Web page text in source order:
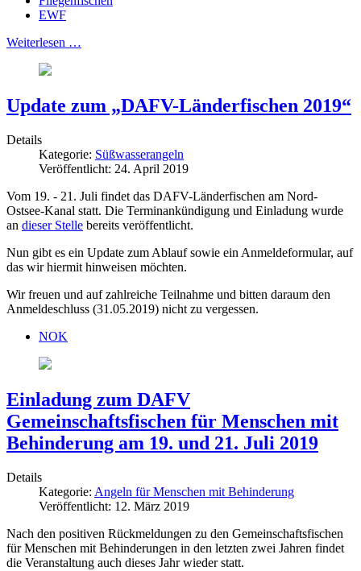
EWF
Weiterlesen …
Update zum „DAFV-Länderfischen 2019“
Details
Kategorie: Süßwasserangeln
Veröffentlicht: 24. April 2019
Vom 19. - 21. Juli findet das DAFV-Länderfischen am Nord-
Ostsee-Kanal statt. Die Terminankündigung und Einladung wurde
an dieser Stelle bereits veröffentlicht.
Nun gibt es ein Update zum Ablauf sowie ein Anmeldeformular, auf
das wir hiermit hinweisen möchten.
Wir freuen und auf zahlreiche Teilnahme und bitten daraum den
Anmeldeschluss (31.05.2019) nicht zu vergessen.
NOK
Einladung zum DAFV
Gemeinschaftsfischen für Menschen mit
Behinderung am 19. und 21. Juli 2019
Details
Kategorie: Angeln für Menschen mit Behinderung
Veröffentlicht: 12. März 2019
Nach den positiven Rückmeldungen zu den Gemeinschaftsfischen
für Menschen mit Behinderungen in den letzten zwei Jahren findet
die Veranstaltung auch dieses Jahr wieder statt.